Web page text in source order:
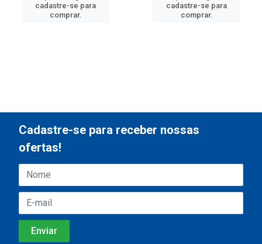
cadastre-se para
comprar.
cadastre-se para
comprar.
Cadastre-se para receber nossas
ofertas!